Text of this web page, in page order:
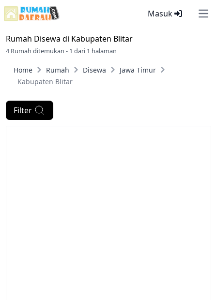
Masuk
Rumah Disewa di Kabupaten Blitar
4 Rumah ditemukan - 1 dari 1 halaman
Home Rumah Disewa
Jawa Timur
Kabupaten Blitar
Filter